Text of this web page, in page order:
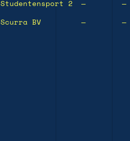
Studentensport 2 — —
Scurra BV — —